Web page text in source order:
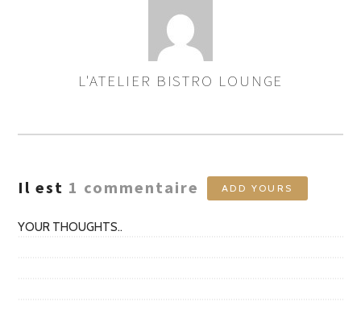
ASSIGNER
AUTEURS
L'ATELIER BISTRO LOUNGE
Il est 1 commentaire ADD YOURS